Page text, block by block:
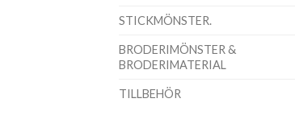
STICKMÖNSTER.
BRODERIMÖNSTER &
BRODERIMATERIAL
TILLBEHÖR